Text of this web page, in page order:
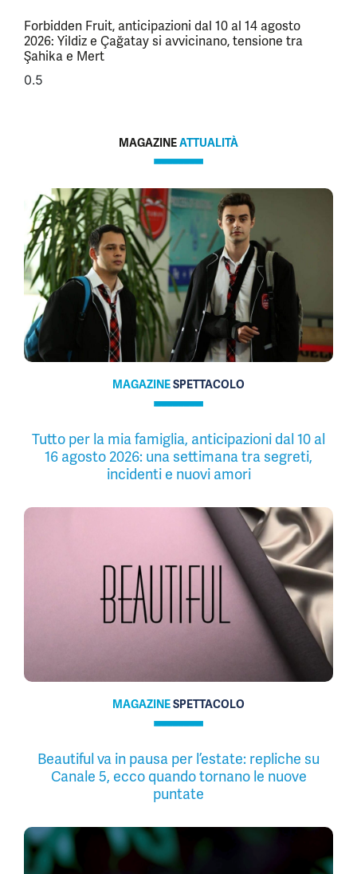
Forbidden Fruit, anticipazioni dal 10 al 14 agosto
2026: Yildiz e Çağatay si avvicinano, tensione tra
Şahika e Mert
MAGAZINEATTUALITÀ
MAGAZINESPETTACOLO
Tutto per la mia famiglia, anticipazioni dal 10 al
16 agosto 2026: una settimana tra segreti,
incidenti e nuovi amori
MAGAZINESPETTACOLO
Beautiful va in pausa per l’estate: repliche su
Canale 5, ecco quando tornano le nuove
puntate